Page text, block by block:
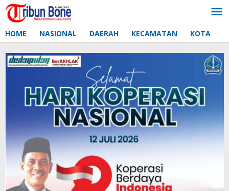
Lewati
ke
HOME NASIONAL DAERAH KECAMATAN KOTA